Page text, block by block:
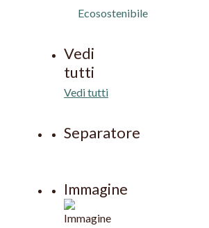
Ecosostenibile
Vedi
tutti
Vedi tutti
Separatore
Immagine